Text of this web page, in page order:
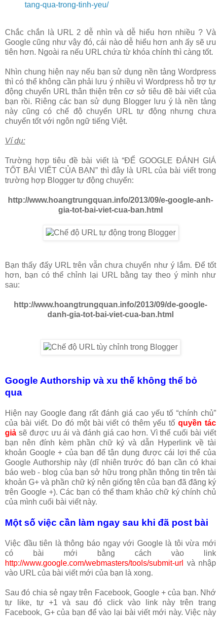
tang-qua-trong-tinh-yeu/
Chắc chắn là URL 2 dễ nhìn và dễ hiểu hơn nhiều ? Và
Google cũng như vậy đó, cái nào dễ hiểu hơn anh ấy sẽ ưu
tiên hơn. Ngoài ra nếu URL chứa từ khóa chính thì càng tốt.
Nhìn chung hiện nay nếu bạn sử dụng nền tảng Wordpress
thì có thể không cần phải lưu ý nhiều vì Wordpress hỗ trợ tự
động chuyển URL thân thiện trên cơ sở tiêu đề bài viết của
bạn rồi. Riêng các bạn sử dụng Blogger lưu ý là nền tảng
này cũng có chế độ chuyển URL tự động nhưng chưa
chuyển tốt với ngôn ngữ tiếng Việt.
Ví dụ:
Trường hợp tiêu đề bài viết là “ĐỂ GOOGLE ĐÁNH GIÁ
TỐT BÀI VIẾT CỦA BẠN” thì đây là URL của bài viết trong
trường hợp Blogger tự động chuyển:
http://www.hoangtrungquan.info/2013/09/e-google-anh-
gia-tot-bai-viet-cua-ban.html
Bạn thấy đấy URL trên vẫn chưa chuyển như ý lắm. Để tốt
hơn, bạn có thể chỉnh lại URL bằng tay theo ý mình như
sau:
http://www.hoangtrungquan.info/2013/09/de-google-
danh-gia-tot-bai-viet-cua-ban.html
Google Authorship và xu thế không thể bỏ
qua
Hiện nay Google đang rất đánh giá cao yếu tố “chính chủ”
của bài viết. Do đó một bài viết có thêm yếu tốquyền tác
giả sẽ được ưu ái và đánh giá cao hơn. Vì thế cuối bài viết
bạn nên đính kèm phần chữ ký và dẫn Hyperlink về tài
khoản Google + của bạn để tận dụng được cái lợi thế của
Google Authorship này (dĩ nhiên trước đó bạn cần có khai
báo web - blog của bạn sở hữu trong phần thông tin trên tài
khoản G+ và phần chữ ký nên giống tên của bạn đã đăng ký
trên Google +). Các bạn có thể tham khảo chữ ký chính chủ
của mình cuối bài viết này.
Một số việc cần làm ngay sau khi đã post bài
Việc đầu tiên là thông báo ngay với Google là tôi vừa mới
có bài mới bằng cách vào link
http://www.google.com/webmasters/tools/submit-url
và nhập
vào URL của bài viết mới của bạn là xong.
Sau đó chia sẻ ngay trên Facebook, Google + của bạn. Nhớ
tự like, tự +1 và sau đó click vào link này trên trang
Facebook, G+ của bạn để vào lại bài viết mới này. Việc này